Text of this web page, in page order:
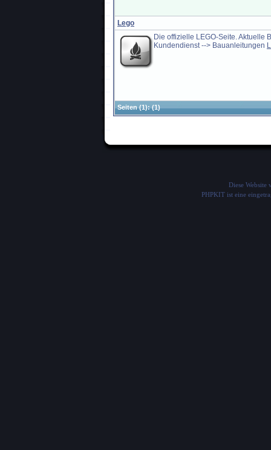
Lego
Die offizielle LEGO-Seite. Aktuelle
Kundendienst --> Bauanleitungen
Seiten(1):(1)
Diese Website
PHPKIT ist eine